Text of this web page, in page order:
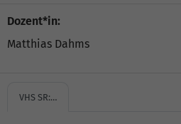
Dozent*in:
Matthias Dahms
VHS SR:…